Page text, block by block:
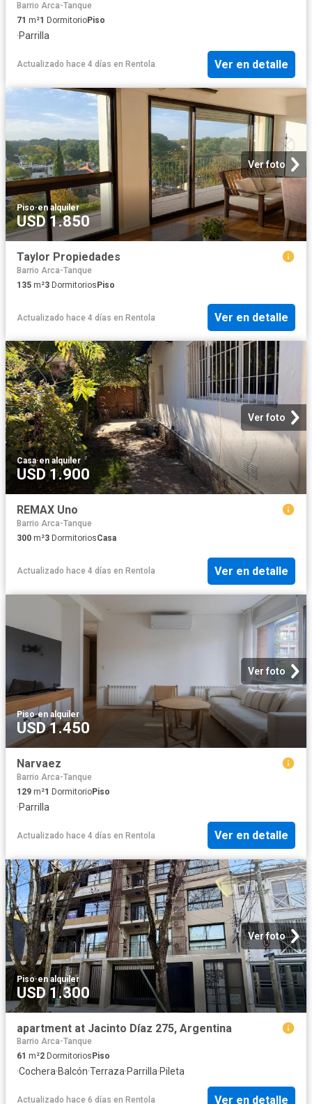
Barrio Arca-Tanque
71 m²1 DormitorioPiso
·Parrilla
Actualizado hace 4 días en Rentola Ver en detalle
Ver foto
Piso·en alquiler
USD 1.850
Taylor Propiedades
Barrio Arca-Tanque
135 m²3 DormitoriosPiso
Actualizado hace 4 días en Rentola Ver en detalle
Ver foto
Casa·en alquiler
USD 1.900
REMAX Uno
Barrio Arca-Tanque
300 m²3 DormitoriosCasa
Actualizado hace 4 días en Rentola Ver en detalle
Ver foto
Piso·en alquiler
USD 1.450
Narvaez
Barrio Arca-Tanque
129 m²1 DormitorioPiso
·Parrilla
Actualizado hace 4 días en Rentola Ver en detalle
Ver foto
Piso·en alquiler
USD 1.300
apartment at Jacinto Díaz 275, Argentina
Barrio Arca-Tanque
61 m²2 Dormitorios Piso
·Cochera·Balcón·Terraza·Parrilla·Pileta
Actualizado hace 6 días en Rentola Ver en detalle